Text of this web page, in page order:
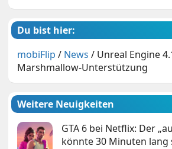
Du bist hier:
mobiFlip / News / Unreal Engine
Marshmallow-Unterstützung
Weitere Neuigkeiten
GTA 6 bei Netflix: Der
könnte 30 Minuten lang